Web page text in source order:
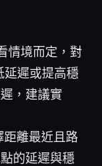
情境而定，對
延遲或提高穩
，建議實
距離最近且路
的延遲與穩